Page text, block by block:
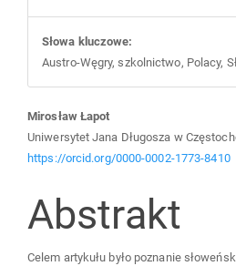
Słowa kluczowe:
Austro-Węgry, szkolnictwo, Polacy,
Main
Article
Content
Mirosław Łapot
Uniwersytet Jana Długosza w
https://orcid.org/0000-0002-1773-8410
Abstrakt
Celem artykułu było poznanie